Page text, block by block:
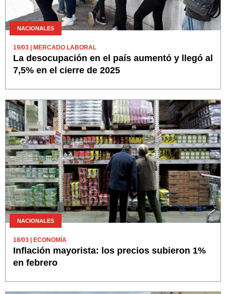
NACIONALES
19/03 | MERCADO LABORAL
La desocupación en el país aumentó y llegó al
7,5% en el cierre de 2025
NACIONALES
18/03 | ECONOMÍA
Inflación mayorista: los precios subieron 1%
en febrero